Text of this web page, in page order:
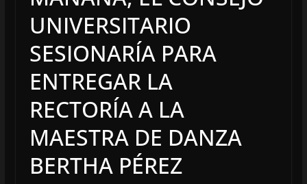
UNIVERSITARIO
SESIONARÍA PARA
ENTREGAR LA
RECTORÍA A LA
MAESTRA DE DANZA
BERTHA PÉREZ